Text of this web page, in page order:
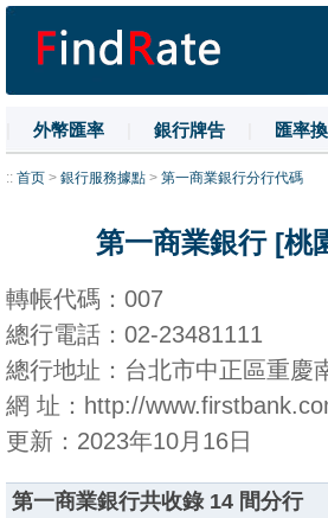
外幣匯率 銀行牌告 匯率
| 名詞解釋 | 換匯技巧 | 數字大
:: 首页 > 銀行服務據點 > 第一商業銀行分行代碼
第一商業銀行 [桃
轉帳代碼：007
總行電話：02-23481111
總行地址：台北市中正區重慶
網 址：http://
更新：2023年10月16日
第一商業銀行共收錄 14 間分行